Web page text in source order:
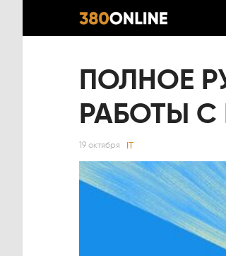
ПОЛНОЕ
РАБОТЫ С
19 октября IT